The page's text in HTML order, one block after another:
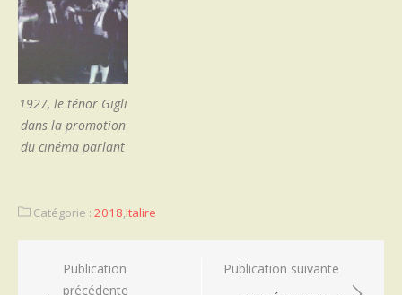
1927, le ténor Gigli
dans la promotion
du cinéma parlant
Catégorie : 2018,Italire
Navigation
Publication
précédente
Publication suivante